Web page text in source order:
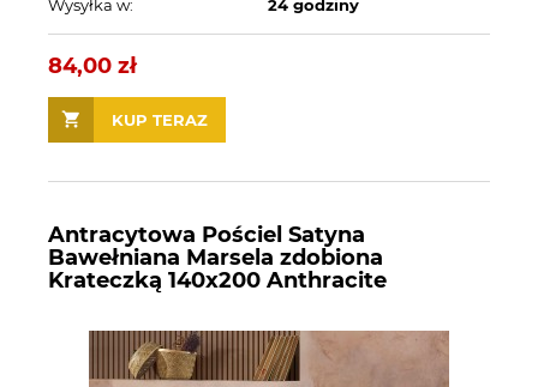
Wysyłka w:
24 godziny
84,00 zł
KUP TERAZ
Antracytowa Pościel Satyna
Bawełniana Marsela zdobiona
Krateczką 140x200 Anthracite